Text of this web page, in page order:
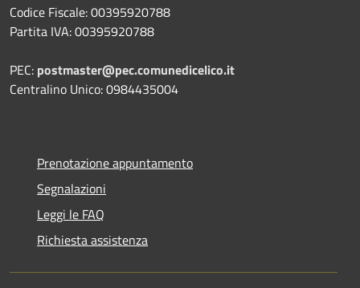
Codice Fiscale: 00395920788
Partita IVA: 00395920788
PEC: postmaster@pec.comunedicelico.it
Centralino Unico: 0984435004
Prenotazione appuntamento
Segnalazioni
Leggi le FAQ
Richiesta assistenza